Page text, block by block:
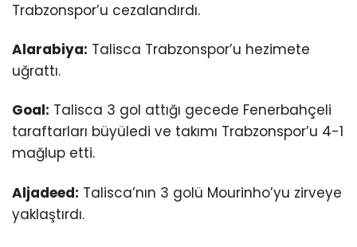
Trabzonspor’u cezalandırdı.
Alarabiya: Talisca Trabzonspor’u hezimete
uğrattı.
Goal: Talisca 3 gol attığı gecede Fenerbahçeli
taraftarları büyüledi ve takımı Trabzonspor’u 4-1
mağlup etti.
Aljadeed: Talisca’nın 3 golü Mourinho’yu zirveye
yaklaştırdı.